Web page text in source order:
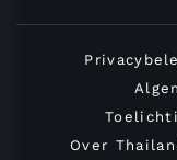
Over